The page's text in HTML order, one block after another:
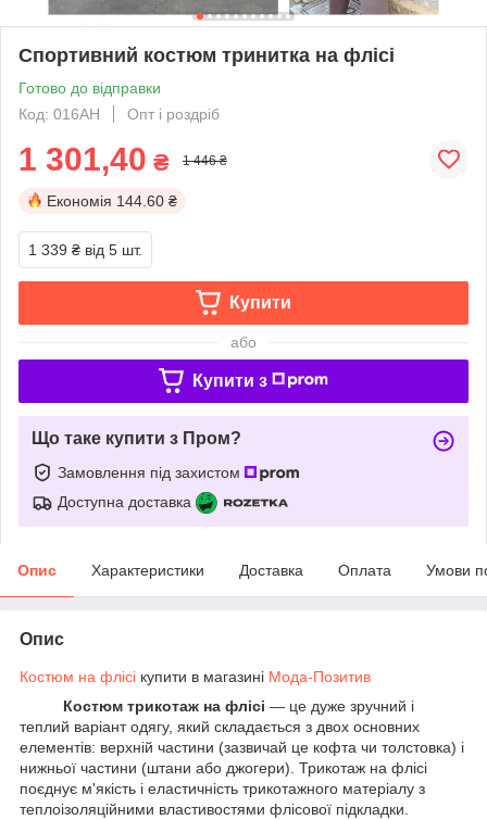
Спортивний костюм тринитка на флісі
Готово до відправки
Код: 016АН
Опт і роздріб
1 301,40 ₴ 1 446 ₴
Економія 144.60 ₴
1 339 ₴ від 5 шт.
Купити
або
Купити з
Що таке купити з Пром?
Замовлення під захистом
Доступна доставка
Опис Характеристики Доставка Оплата Умови
Опис
Костюм на флісі купити в магазині Мода-Позитив
Костюм трикотаж на флісі — це дуже зручний і
теплий варіант одягу, який складається з двох основних
елементів: верхній частини (зазвичай це кофта чи толстовка) і
нижньої частини (штани або джогери). Трикотаж на флісі
поєднує м'якість і еластичність трикотажного матеріалу з
теплоізоляційними властивостями флісової підкладки.